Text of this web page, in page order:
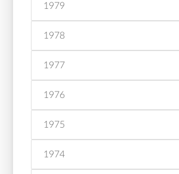
1979
1978
1977
1976
1975
1974